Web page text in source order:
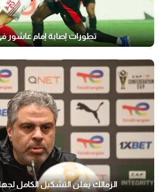
تطورات إصابة إمام عاشور
الزمالك يعلن التشكيل الكامل